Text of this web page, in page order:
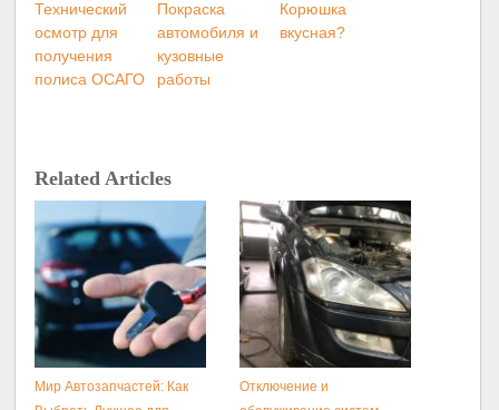
Технический
осмотр для
получения
полиса ОСАГО
Покраска
автомобиля и
кузовные
работы
Корюшка
вкусная?
Related Articles
Мир Автозапчастей: Как
Отключение и